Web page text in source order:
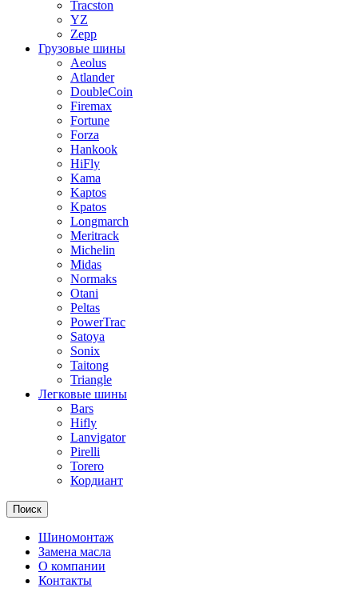
Tracston
YZ
Zepp
Грузовые шины
Aeolus
Atlander
DoubleCoin
Firemax
Fortune
Forza
Hankook
HiFly
Kama
Kaptos
Kpatos
Longmarch
Meritrack
Michelin
Midas
Normaks
Otani
Peltas
PowerTrac
Satoya
Sonix
Taitong
Triangle
Легковые шины
Bars
Hifly
Lanvigator
Pirelli
Torero
Кордиант
Поиск
Шиномонтаж
Замена масла
О компании
Контакты